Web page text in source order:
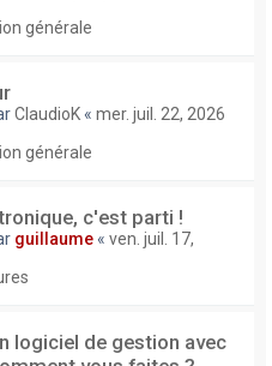
générale
ClaudioK « mer. juil. 22, 2026
générale
c'est parti !
guillaume « ven. juil. 17,
logiciel de gestion avec